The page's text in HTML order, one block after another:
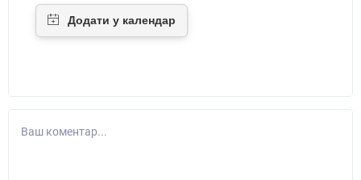
Ваш коментар...